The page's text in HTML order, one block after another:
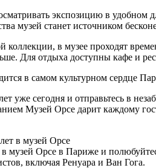
экспозицию в
музей станет источником
коллекции, в музее проходят
Для отдыха доступны кафе и
в самом культурном сердце
уже сегодня и отправьтесь в
Музей Орсе дарит каждому
в музей Орсе
музей Орсе в Париже и
включая Ренуара и Ван Гога.